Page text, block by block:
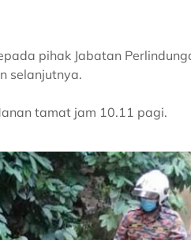
pihak Jabatan
selanjutnya.
tamat jam 10.11 pagi.